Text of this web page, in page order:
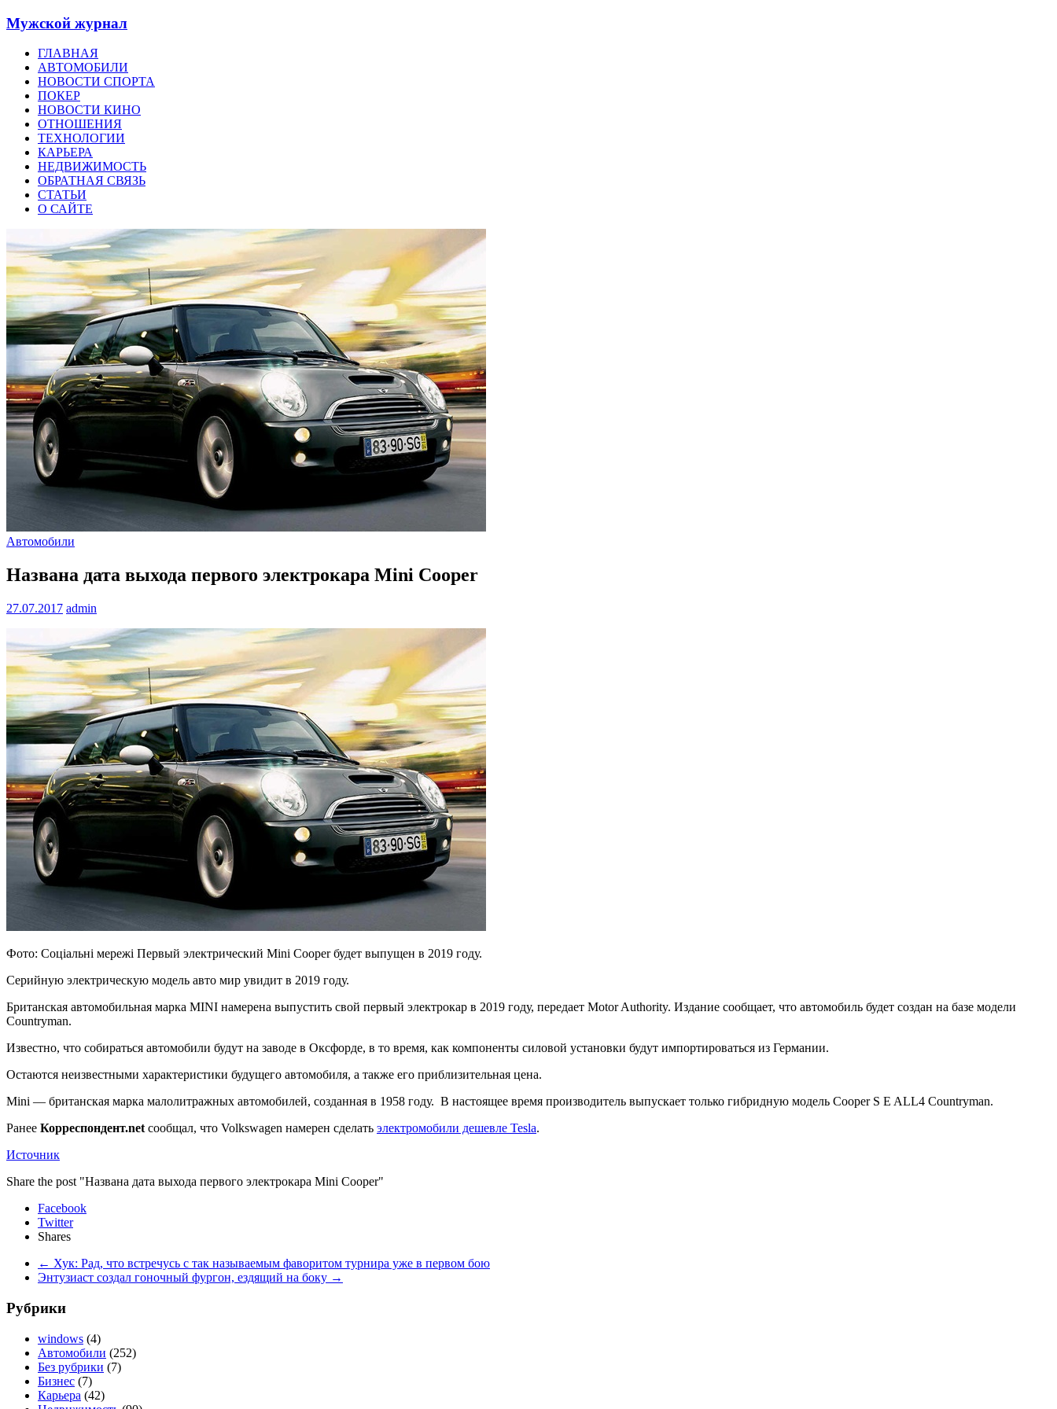
Мужской журнал
ГЛАВНАЯ
АВТОМОБИЛИ
НОВОСТИ СПОРТА
ПОКЕР
НОВОСТИ КИНО
ОТНОШЕНИЯ
ТЕХНОЛОГИИ
КАРЬЕРА
НЕДВИЖИМОСТЬ
ОБРАТНАЯ СВЯЗЬ
СТАТЬИ
О САЙТЕ
Автомобили
Названа дата выхода первого электрокара Mini Cooper
27.07.2017 admin
Фото: Соціальні мережі Первый электрический Mini Cooper будет выпущен в 2019 году.
Серийную электрическую модель авто мир увидит в 2019 году.
Британская автомобильная марка MINI намерена выпустить свой первый электрокар в 2019 году, передает Motor Authority. Издание сообщает, что автомобиль будет создан на базе модели
Countryman.
Известно, что собираться автомобили будут на заводе в Оксфорде, в то время, как компоненты силовой установки будут импортироваться из Германии.
Остаются неизвестными характеристики будущего автомобиля, а также его приблизительная цена.
Mini — британская марка малолитражных автомобилей, созданная в 1958 году. В настоящее время производитель выпускает только гибридную модель Cooper S E ALL4 Countryman.
Ранее Корреспондент.net сообщал, что Volkswagen намерен сделать электромобили дешевле Tesla.
Источник
Share the post "Названа дата выхода первого электрокара Mini Cooper"
Facebook
Twitter
Shares
← Хук: Рад, что встречусь с так называемым фаворитом турнира уже в первом бою
Энтузиаст создал гоночный фургон, ездящий на боку →
Рубрики
windows (4)
Автомобили (252)
Без рубрики (7)
Бизнес (7)
Карьера (42)